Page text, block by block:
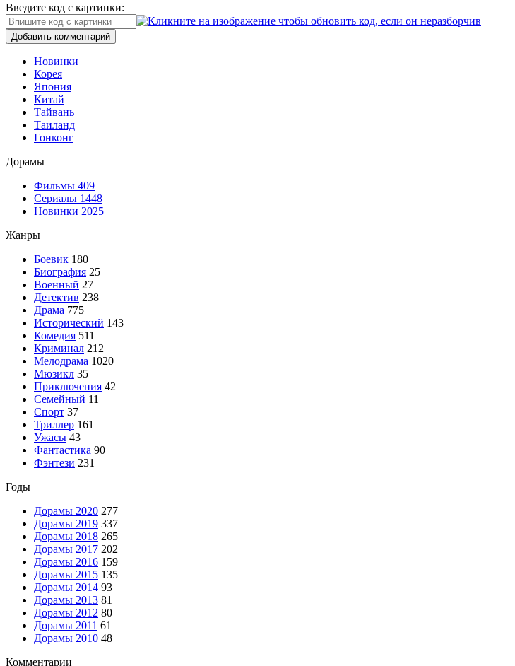
Введите код с картинки:
Добавить комментарий
Новинки
Корея
Япония
Китай
Тайвань
Таиланд
Гонконг
Дорамы
Фильмы 409
Сериалы 1448
Новинки 2025
Жанры
Боевик 180
Биография 25
Военный 27
Детектив 238
Драма 775
Исторический 143
Комедия 511
Криминал 212
Мелодрама 1020
Мюзикл 35
Приключения 42
Семейный 11
Спорт 37
Триллер 161
Ужасы 43
Фантастика 90
Фэнтези 231
Годы
Дорамы 2020 277
Дорамы 2019 337
Дорамы 2018 265
Дорамы 2017 202
Дорамы 2016 159
Дорамы 2015 135
Дорамы 2014 93
Дорамы 2013 81
Дорамы 2012 80
Дорамы 2011 61
Дорамы 2010 48
Комментарии